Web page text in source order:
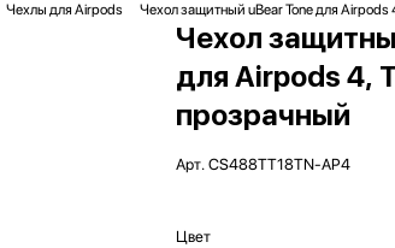
Чехлы для Airpods Чехол защитный uBear Tone для Airpods
Чехол
для Airpods 4,
прозрачный
Арт.CS488TT18TN-AP4
Цвет